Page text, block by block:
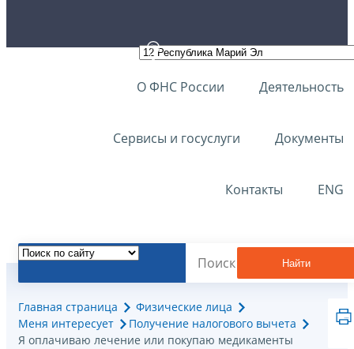
О ФНС России Деятельность
Сервисы и госуслуги Документы
Контакты ENG
Найти
Главная страница
Физические лица
Меня интересует
Получение налогового вычета
Я оплачиваю лечение или покупаю медикаменты